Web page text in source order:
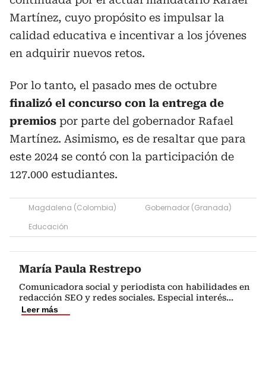
Martínez, cuyo propósito es impulsar la
calidad educativa e incentivar a los jóvenes
en adquirir nuevos retos.
Por lo tanto, el pasado mes de octubre
finalizó el concurso con la entrega de
premios por parte del gobernador Rafael
Martínez. Asimismo, es de resaltar que para
este 2024 se contó con la participación de
127.000 estudiantes.
Magdalena (Colombia)
Gobernador (Granada)
Educación
María Paula Restrepo
Comunicadora social y periodista con habilidades en
redacción SEO y redes sociales. Especial interés...
Leer más